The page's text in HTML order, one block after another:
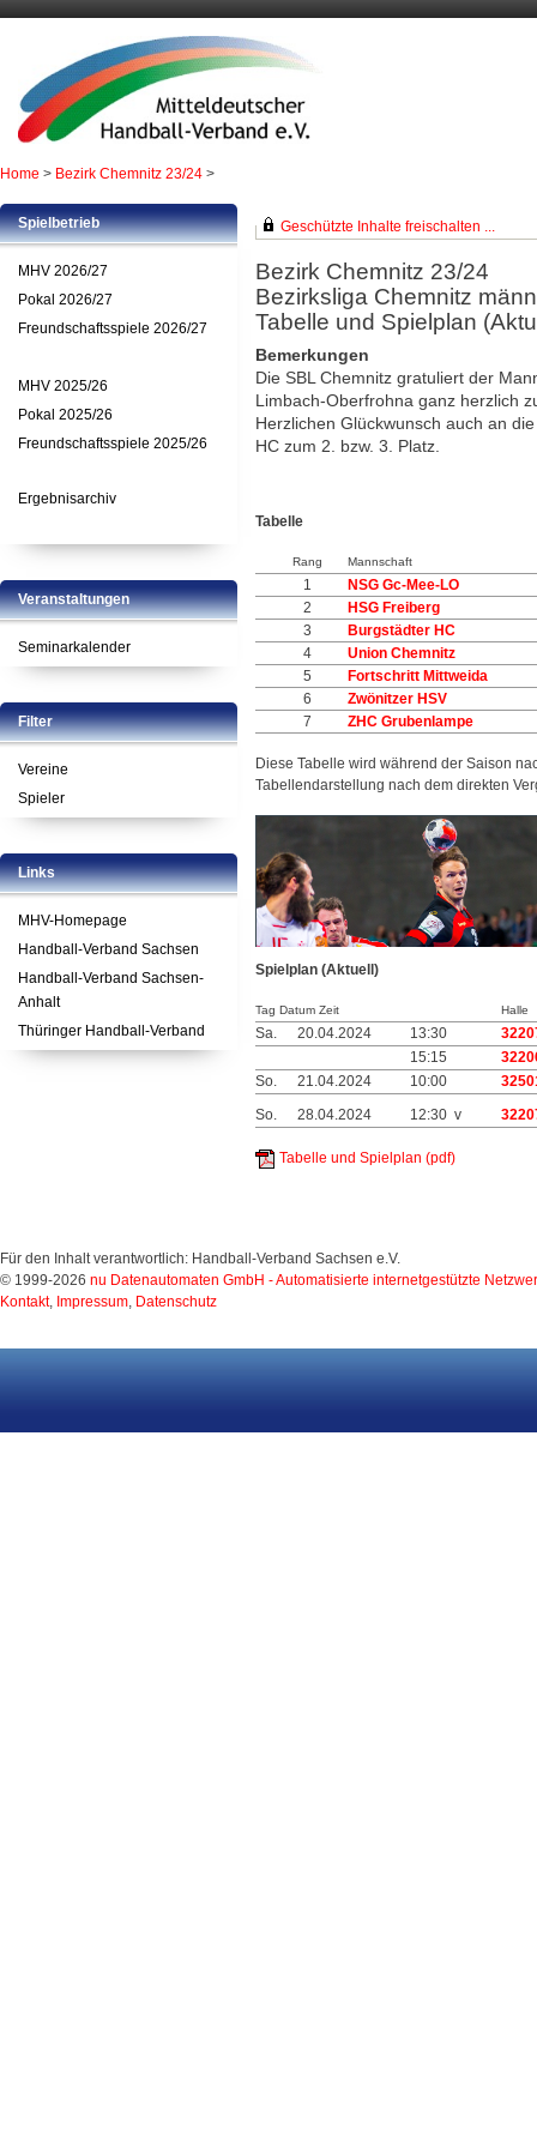
Home > Bezirk Chemnitz 23/24 >
Spielbetrieb
MHV 2026/27
Pokal 2026/27
Freundschaftsspiele 2026/27
MHV 2025/26
Pokal 2025/26
Freundschaftsspiele 2025/26
Ergebnisarchiv
Veranstaltungen
Seminarkalender
Filter
Vereine
Spieler
Links
MHV-Homepage
Handball-Verband Sachsen
Handball-Verband Sachsen-
Anhalt
Thüringer Handball-Verband
Geschützte Inhalte freischalten ...
Bezirk Chemnitz 23/24
Bezirksliga Chemnitz
Tabelle und Spielplan
Bemerkungen
Die SBL Chemnitz gratuliert der
Limbach-Oberfrohna ganz herzlich
Herzlichen Glückwunsch auch an
HC zum 2. bzw. 3. Platz.
Tabelle
Rang Mannschaft
1
NSG Gc-Mee-LO
2
HSG Freiberg
3
Burgstädter HC
4
Union Chemnitz
5
Fortschritt Mittweida
6
Zwönitzer HSV
7
ZHC Grubenlampe
Diese Tabelle wird während der Saison
Tabellendarstellung nach dem direkten
Spielplan (Aktuell)
Tag Datum Zeit Halle
Sa. 20.04.2024 13:30
15:15
So.
21.04.2024 10:00
So.
28.04.2024 12:30 v
Tabelle und Spielplan (pdf)
Für den Inhalt verantwortlich: Handball-Verband Sachsen e.V.
© 1999-2026 nu Datenautomaten GmbH - Automatisierte internetgestützte
Kontakt, Impressum, Datenschutz